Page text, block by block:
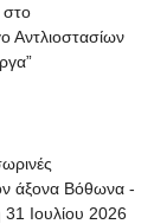
Αντλιοστασίων
άξονα Βόθωνα -
Ιουλίου 2026